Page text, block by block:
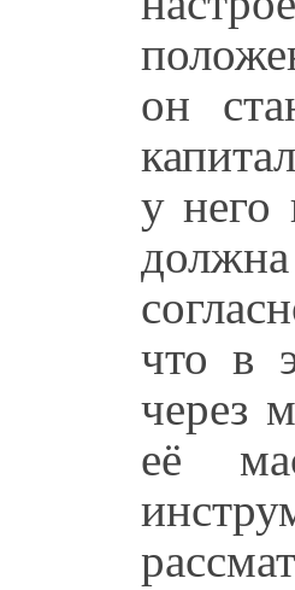
он
у него
что в
через
её